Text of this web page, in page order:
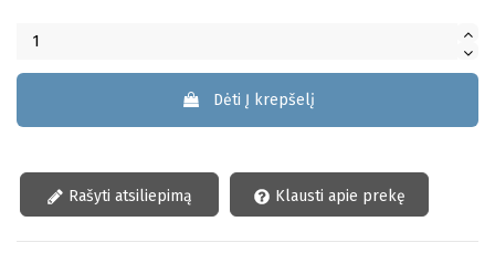
Dėti Į krepšelį
Rašyti atsiliepimą Klausti apie prekę